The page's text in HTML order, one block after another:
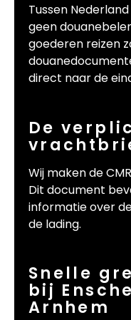
Tussen
geen
goederen reizen
direct naar de
De
Wij maken de
Dit document
informatie over
de lading.
Snelle
bij
Arnhem